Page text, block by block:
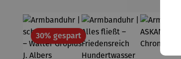
30% gespartRabatt